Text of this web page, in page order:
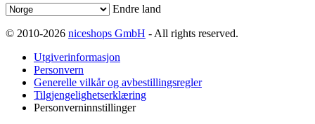
Endre land
© 2010-2026 niceshops GmbH - All rights reserved.
Utgiverinformasjon
Personvern
Generelle vilkår og avbestillingsregler
Tilgjengelighetserklæring
Personverninnstillinger